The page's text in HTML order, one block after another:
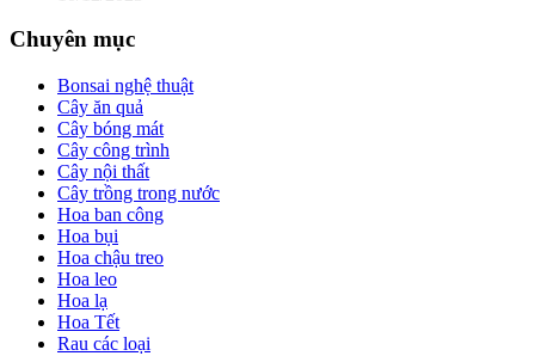
Chuyên mục
Bonsai nghệ thuật
Cây ăn quả
Cây bóng mát
Cây công trình
Cây nội thất
Cây trồng trong nước
Hoa ban công
Hoa bụi
Hoa chậu treo
Hoa leo
Hoa lạ
Hoa Tết
Rau các loại